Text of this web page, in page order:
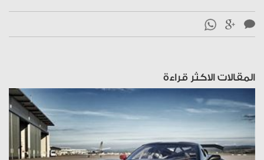
المقالات الاكثر قراءة
قراءة المقال